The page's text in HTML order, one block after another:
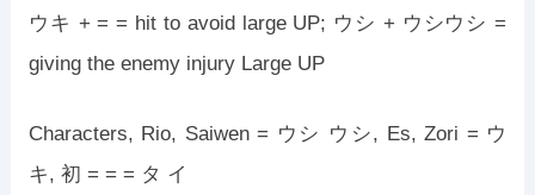
ウキ + = = hit to avoid large UP; ウシ + ウシウシ =
giving the enemy injury Large UP
Characters, Rio, Saiwen = ウシ ウシ, Es, Zori = ウ
キ, 初 = = = タ イ